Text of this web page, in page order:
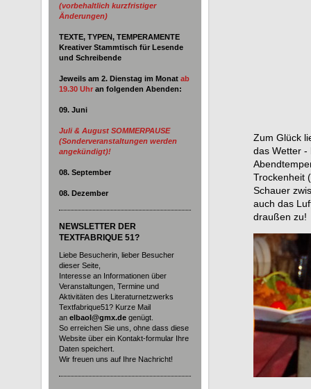
(vorbehaltlich kurzfristiger
Änderungen)
TEXTE, TYPEN, TEMPERAMENTE
Kreativer Stammtisch für Lesende
und Schreibende
Jeweils am 2. Dienstag im Monat ab
19.30 Uhr an folgenden Abenden:
09. Juni
Juli & August SOMMERPAUSE
(Sonderveranstaltungen werden
angekündigt)!
08. September
08. Dezember
NEWSLETTER DER
TEXTFABRIQUE 51?
Liebe Besucherin, lieber Besucher
dieser Seite,
Interesse an Informationen über
Veranstaltungen, Termine und
Aktivitäten des Literaturnetzwerks
Textfabrique51? Kurze Mail
an elbaol@gmx.de genügt.
So erreichen Sie uns, ohne dass diese
Website über ein Kontakt-formular Ihre
Daten speichert.
Wir freuen uns auf Ihre Nachricht!
Zum Glück
das Wetter -
Trockenheit
Schauer
auch das
draußen zu!